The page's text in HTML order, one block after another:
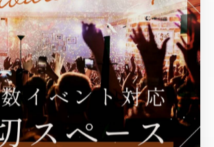
側は“楽しさ”に集中できます。
しやすい：懇親会・オフ会・ファ
◎
盛り上がりますが、プラスで
ニゲーム